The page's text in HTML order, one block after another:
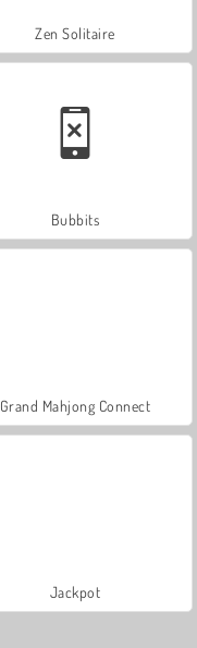
Zen Solitaire
Bubbits
Grand Mahjong Connect
Jackpot